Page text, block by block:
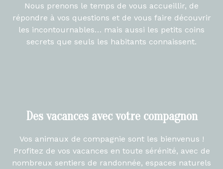
Nous prenons le temps de vous accueillir, de
répondre à vos questions et de vous faire découvrir
les incontournables… mais aussi les petits coins
secrets que seuls les habitants connaissent.
Des vacances avec votre compagnon
Vos animaux de compagnie sont les bienvenus !
Profitez de vos vacances en toute sérénité, avec de
nombreux sentiers de randonnée, espaces naturels